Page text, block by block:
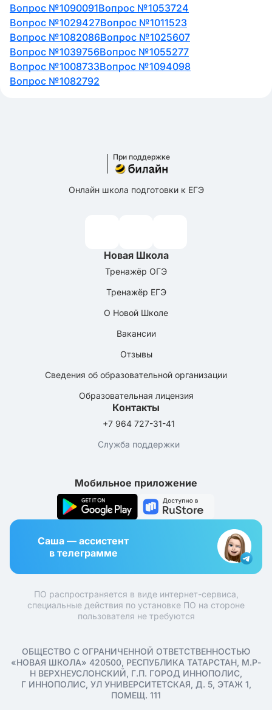
Вопрос №1090091Вопрос №1053724
Вопрос №1029427Вопрос №1011523
Вопрос №1082086Вопрос №1025607
Вопрос №1039756Вопрос №1055277
Вопрос №1008733Вопрос №1094098
Вопрос №1082792
При поддержке
Онлайн школа подготовки к ЕГЭ
Новая Школа
Тренажёр ОГЭ
Тренажёр ЕГЭ
О Новой Школе
Вакансии
Отзывы
Сведения об образовательной организации
Образовательная лицензия
Контакты
+7 964 727-31-41
Служба поддержки
Мобильное приложение
Саша — ассистент
в телеграмме
ПО распространяется в виде интернет-сервиса,
специальные действия по установке ПО на стороне
пользователя не требуются
ОБЩЕСТВО С ОГРАНИЧЕННОЙ ОТВЕТСТВЕННОСТЬЮ
«НОВАЯ ШКОЛА» 420500, РЕСПУБЛИКА ТАТАРСТАН, М.Р-
Н ВЕРХНЕУСЛОНСКИЙ, Г.П. ГОРОД ИННОПОЛИС,
Г ИННОПОЛИС, УЛ УНИВЕРСИТЕТСКАЯ, Д. 5, ЭТАЖ 1,
ПОМЕЩ. 111